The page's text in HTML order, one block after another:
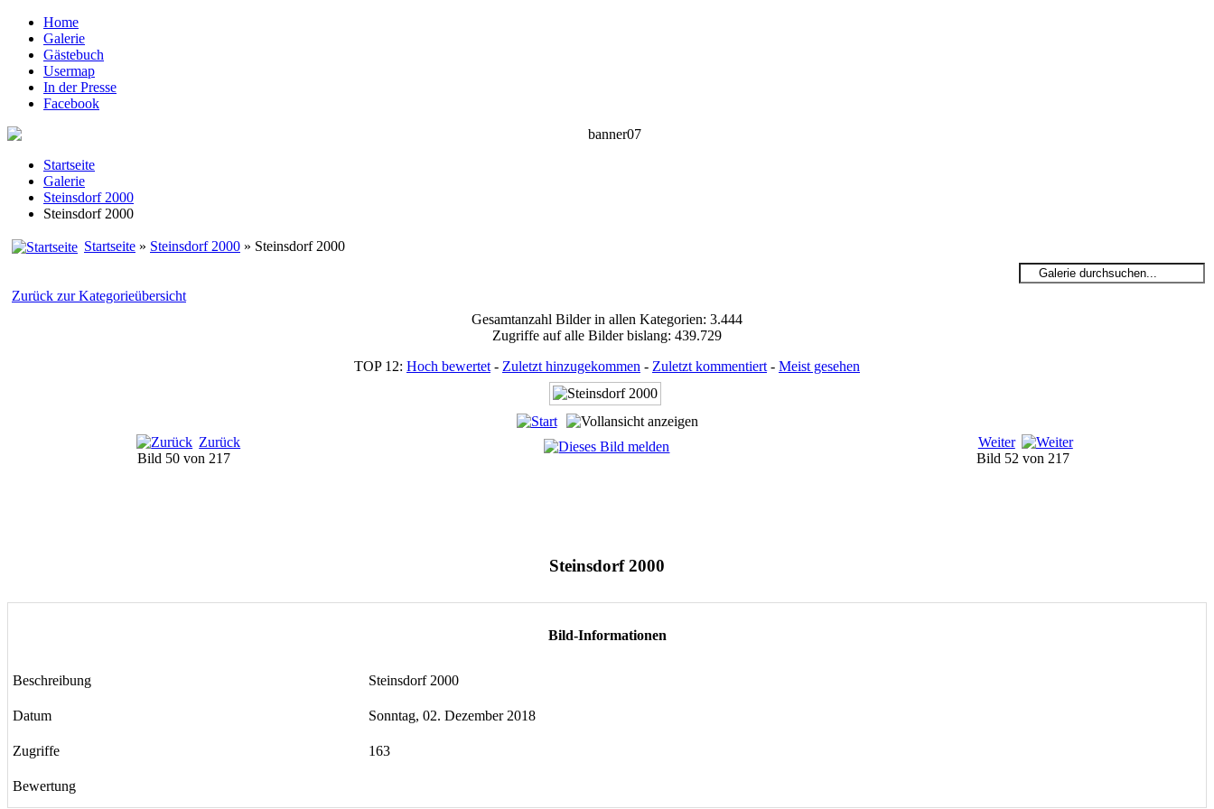
Home
Galerie
Gästebuch
Usermap
In der Presse
Facebook
Startseite
Galerie
Steinsdorf 2000
Steinsdorf 2000
Startseite » Steinsdorf 2000 » Steinsdorf 2000
Zurück zur Kategorieübersicht
Gesamtanzahl Bilder in allen Kategorien: 3.444
Zugriffe auf alle Bilder bislang: 439.729
TOP 12: Hoch bewertet - Zuletzt hinzugekommen - Zuletzt kommentiert - Meist gesehen
Zurück
Bild 50 von 217
Weiter
Bild 52 von 217
Steinsdorf 2000
Bild-Informationen
Beschreibung Steinsdorf 2000
Datum Sonntag, 02. Dezember 2018
Zugriffe 163
Bewertung